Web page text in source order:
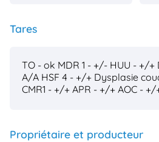
Tares
TO - ok MDR 1 - +/- HUU - +/+
A/A HSF 4 - +/+ Dysplasie
CMR1 - +/+ APR - +/+ AOC - +/
Propriétaire et producteur